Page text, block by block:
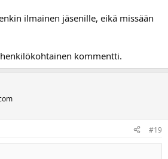
ilmainen jäsenille, eikä missään
henkilökohtainen kommentti.
#19